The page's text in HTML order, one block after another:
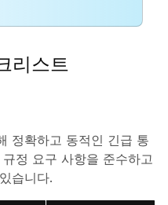
리스트
정확하고 동적인 긴급 통
정 요구 사항을 준수하고
습니다.